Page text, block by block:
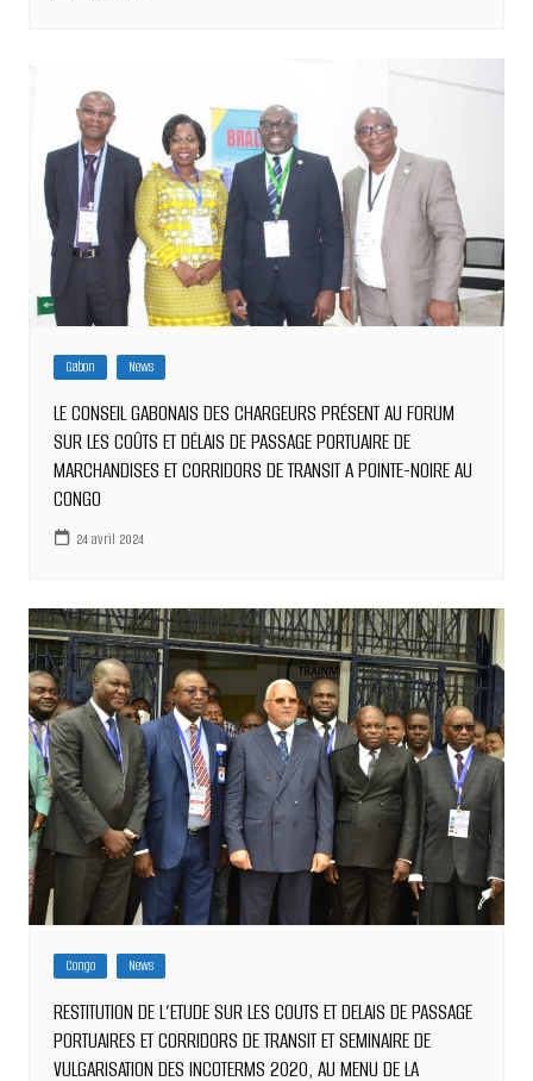
Gabon News
LE CONSEIL GABONAIS DES CHARGEURS PRÉSENT AU FORUM
SUR LES COÛTS ET DÉLAIS DE PASSAGE PORTUAIRE DE
MARCHANDISES ET CORRIDORS DE TRANSIT A POINTE-NOIRE AU
CONGO
24 avril 2024
Congo News
RESTITUTION DE L’ETUDE SUR LES COUTS ET DELAIS DE PASSAGE
PORTUAIRES ET CORRIDORS DE TRANSIT ET SEMINAIRE DE
VULGARISATION DES INCOTERMS 2020, AU MENU DE LA